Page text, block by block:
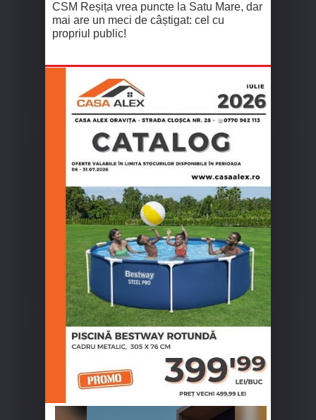
CSM Reșița vrea puncte la Satu Mare, dar
mai are un meci de câștigat: cel cu
propriul public!